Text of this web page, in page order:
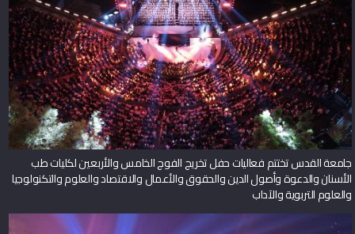
جامعة القدس تختتم فعاليات حفل تخريج الفوج الخامس والأربعين لكليات طب
الأسنان والدعوة وأصول الدين والحقوق والأعمال والاقتصاد والعلوم والتكنولوجيا
والعلوم التربوية والآداب